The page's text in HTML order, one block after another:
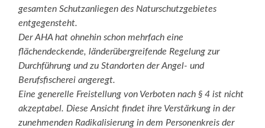
gesamten Schutzanliegen des Naturschutzgebietes
entgegensteht.
Der AHA hat ohnehin schon mehrfach eine
flächendeckende, länderübergreifende Regelung zur
Durchführung und zu Standorten der Angel- und
Berufsfischerei angeregt.
Eine generelle Freistellung von Verboten nach § 4 ist nicht
akzeptabel. Diese Ansicht findet ihre Verstärkung in der
zunehmenden Radikalisierung in dem Personenkreis der